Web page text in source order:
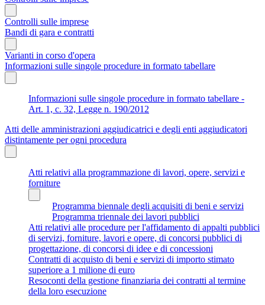
Controlli sulle imprese
Bandi di gara e contratti
Varianti in corso d'opera
Informazioni sulle singole procedure in formato tabellare
Informazioni sulle singole procedure in formato tabellare -
Art. 1, c. 32, Legge n. 190/2012
Atti delle amministrazioni aggiudicatrici e degli enti aggiudicatori
distintamente per ogni procedura
Atti relativi alla programmazione di lavori, opere, servizi e
forniture
Programma biennale degli acquisiti di beni e servizi
Programma triennale dei lavori pubblici
Atti relativi alle procedure per l'affidamento di appalti pubblici
di servizi, forniture, lavori e opere, di concorsi pubblici di
progettazione, di concorsi di idee e di concessioni
Contratti di acquisto di beni e servizi di importo stimato
superiore a 1 milione di euro
Resoconti della gestione finanziaria dei contratti al termine
della loro esecuzione